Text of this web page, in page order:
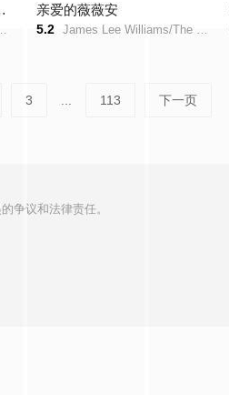
内斗黑幕 亲爱的薇薇安
5.2 James Lee Williams/The Vivienne/
3 113 下一页
争议和法律责任。